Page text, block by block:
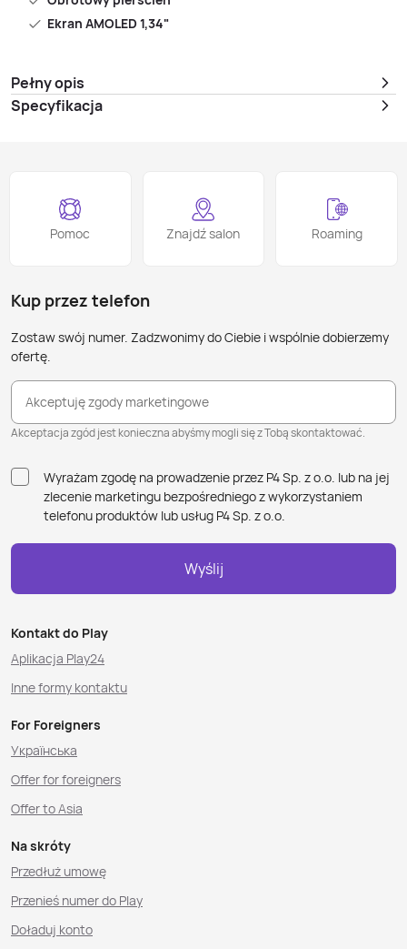
Ekran AMOLED 1,34"
Pełny opis
Specyfikacja
Pomoc Znajdź salon Roaming
Kup przez telefon
Zostaw swój numer. Zadzwonimy do Ciebie i wspólnie dobierzemy
ofertę.
Akceptuję zgody marketingowe
Akceptacja zgód jest konieczna abyśmy mogli się z Tobą skontaktować.
Wyrażam zgodę na prowadzenie przez P4 Sp. z o.o. lub na jej
zlecenie marketingu bezpośredniego z wykorzystaniem
telefonu produktów lub usług P4 Sp. z o.o.
Wyślij
Kontakt do Play
Aplikacja Play24
Inne formy kontaktu
For Foreigners
Українська
Offer for foreigners
Offer to Asia
Na skróty
Przedłuż umowę
Przenieś numer do Play
Doładuj konto